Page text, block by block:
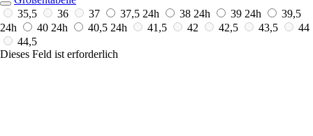
35,5
36 37 37,5 24h 38 24h 39 24h
39,5
24h
40 24h 40,5 24h 41,5 42 42,5 43,5
44
44,5
Dieses Feld ist erforderlich